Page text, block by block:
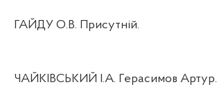
ГАЙДУ О.В. Присутній.
ЧАЙКІВСЬКИЙ І.А. Герасимов Артур.